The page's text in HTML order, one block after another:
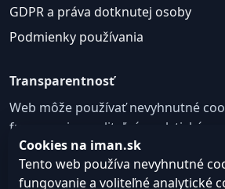
GDPR a práva dotknutej osoby
Podmienky používania
Transparentnosť
Web môže používať nevyhnutné
fungovanie a voliteľné analytické
zlepšovanie obsahu a
Nastavenie cookies
Cookies na iman.sk
Tento web používa nevyhnutné
fungovanie a voliteľné analytické